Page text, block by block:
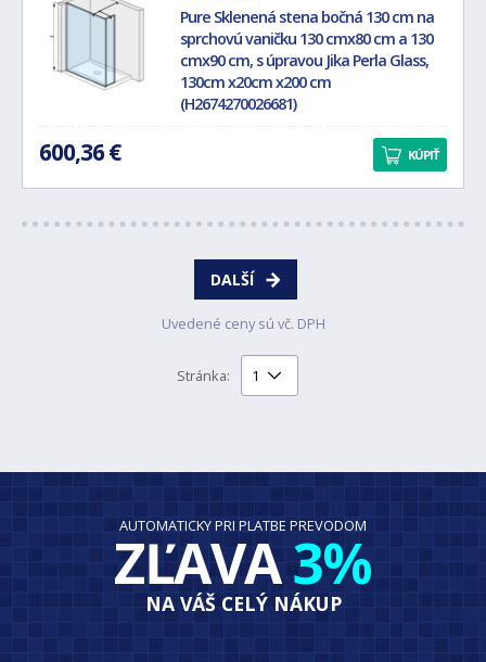
Pure Sklenená stena bočná 130 cm na
sprchovú vaničku 130 cmx80 cm a 130
cmx90 cm, s úpravou Jika Perla Glass,
130cm x20cm x200 cm
(H2674270026681)
600,36 € KÚPIŤ
DALŠÍ
Uvedené ceny sú vč. DPH
Stránka:
AUTOMATICKY PRI PLATBE PREVODOM
ZĽAVA3%
NA VÁŠ CELÝ NÁKUP